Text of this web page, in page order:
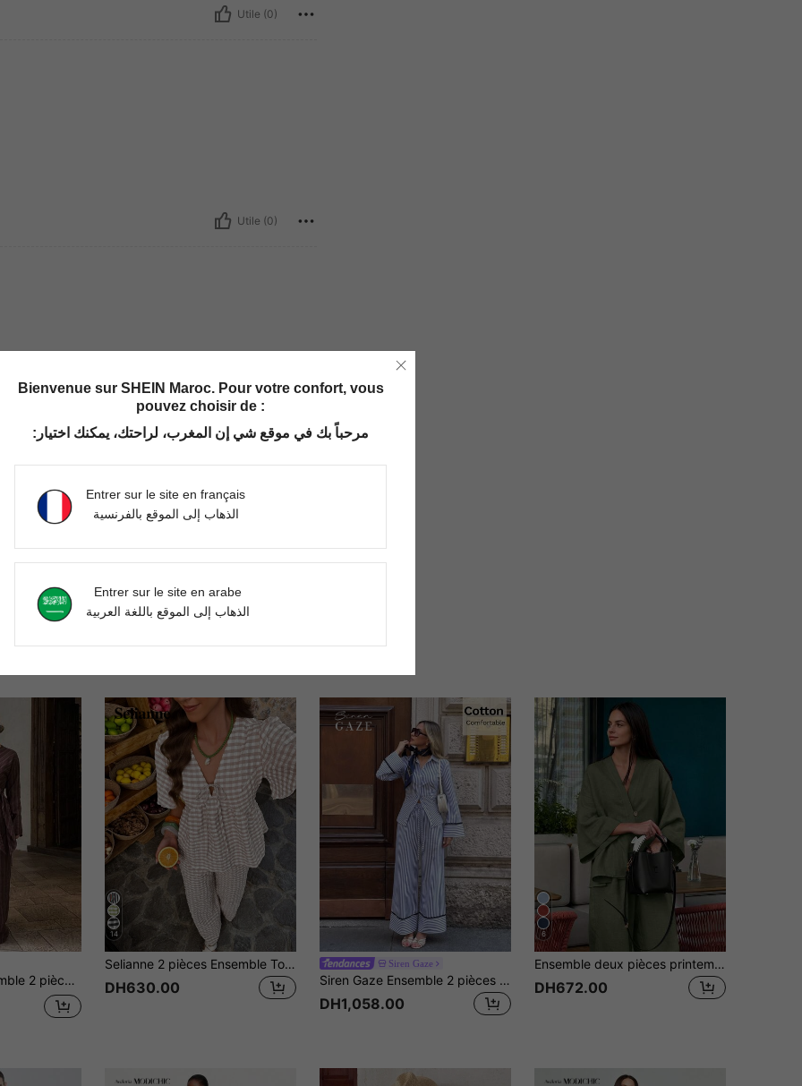
Utile (0)
Utile (0)
diz Aveloria)
e arejado. Escolha o seu tamanho!
Utile (0)
longues et pantalon large, pour le quotidien
14
Selianne 2 pièces Ensemble Top à col V décontracté avec ceinture et pantalon droit pour femme, convient pour le port quotidien et les vacances
DH630.00
Siren Gaze
Siren Gaze Ensemble 2 pièces pour femmes, chemise décontractée en pur coton à rayures bleu & blanc, nouveau style automne
DH1,058.00
6
Ensemble deux pièces printemps/été gris-vert, pantalon à jambes larges avec taille cintrée, col en V, tenue décontractée minimaliste pour vacances et quotidien, élégante
DH672.00
Bienvenue sur SHEIN Maroc. Pour votre confort, vous
pouvez choisir de :
مرحباً بك في موقع شي إن المغرب، لراحتك، يمكنك اختيار:
Entrer sur le site en français
الذهاب إلى الموقع بالفرنسية
Entrer sur le site en arabe
الذهاب إلى الموقع باللغة العربية